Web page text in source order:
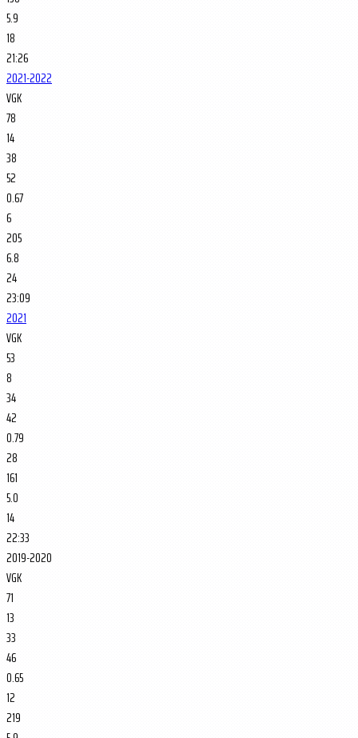
5.9
18
21:26
2021-2022
VGK
78
14
38
52
0.67
6
205
6.8
24
23:09
2021
VGK
53
8
34
42
0.79
28
161
5.0
14
22:33
2019-2020
VGK
71
13
33
46
0.65
12
219